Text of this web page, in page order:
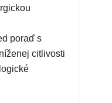
poraď s
citlivosti